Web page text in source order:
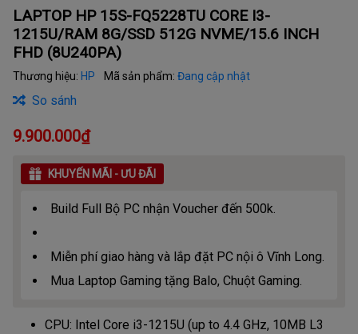
LAPTOP HP 15S-FQ5228TU CORE I3-
1215U/RAM 8G/SSD 512G NVME/15.6 INCH
FHD (8U240PA)
Thương hiệu: HP Mã sản phẩm: Đang cập nhật
So sánh
9.900.000₫
KHUYẾN MÃI - ƯU ĐÃI
Build Full Bộ PC nhận Voucher đến 500k.
Miễn phí giao hàng và lắp đặt PC nội ô Vĩnh Long.
Mua Laptop Gaming tặng Balo, Chuột Gaming.
CPU: Intel Core i3-1215U (up to 4.4 GHz, 10MB L3